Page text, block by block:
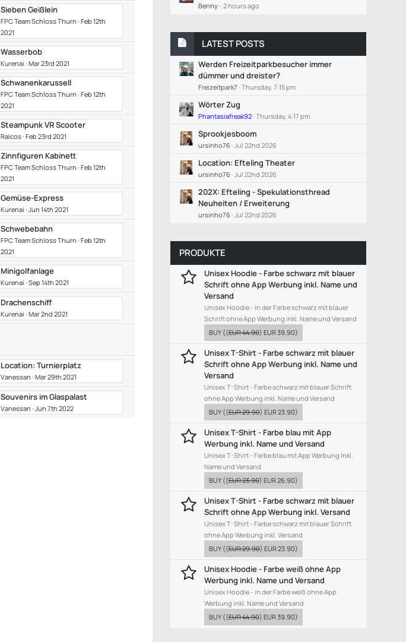
Sieben Geißlein
FPC Team Schloss Thurn Feb 12th
2021
Wasserbob
Kurenai Mar 23rd 2021
Schwanenkarussell
FPC Team Schloss Thurn Feb 12th
2021
Steampunk VR Scooter
Ralcos Feb 23rd 2021
Zinnfiguren Kabinett
FPC Team Schloss Thurn Feb 12th
2021
Gemüse-Express
Kurenai Jun 14th 2021
Schwebebahn
FPC Team Schloss Thurn Feb 12th
2021
Minigolfanlage
Kurenai Sep 14th 2021
Drachenschiff
Kurenai Mar 2nd 2021
Location: Turnierplatz
Vanessan Mar 29th 2021
Souvenirs im Glaspalast
Vanessan Jun 7th 2022
Benny- 2 hours ago
LATEST POSTS
Werden Freizeitparkbesucher immer
dümmer und dreister?
Freizeitpark7 Thursday, 7:15 pm
Wörter Zug
Phantasiafreak92 Thursday, 4:17 pm
Sprookjesboom
ursinho76 Jul 22nd 2026
Location: Efteling Theater
ursinho76 Jul 22nd 2026
202X: Efteling - Spekulationsthread
Neuheiten / Erweiterung
ursinho76 Jul 22nd 2026
PRODUKTE
Unisex Hoodie - Farbe schwarz mit blauer
Schrift ohne App Werbung inkl. Name und
Versand
Unisex Hoodie - in der Farbe schwarz mit blauer
Schrift ohne App Werbung inkl. Name und Versand
BUY ((EUR 44.90) EUR 39.90)
Unisex T-Shirt - Farbe schwarz mit blauer
Schrift ohne App Werbung inkl. Name und
Versand
Unisex T-Shirt - Farbe schwarz mit blauer Schrift
ohne App Werbung inkl. Name und Versand
BUY ((EUR 29.90) EUR 23.90)
Unisex T-Shirt - Farbe blau mit App
Werbung inkl. Name und Versand
Unisex T-Shirt - Farbe blau mit App Werbung inkl.
Name und Versand
BUY ((EUR 23.90) EUR 26.90)
Unisex T-Shirt - Farbe schwarz mit blauer
Schrift ohne App Werbung inkl. Versand
Unisex T-Shirt - Farbe schwarz mit blauer Schrift
ohne App Werbung inkl. Versand
BUY ((EUR 29.90) EUR 23.90)
Unisex Hoodie - Farbe weiß ohne App
Werbung inkl. Name und Versand
Unisex Hoodie - in der Farbe weiß ohne App
Werbung inkl. Name und Versand
BUY ((EUR 44.90) EUR 39.90)